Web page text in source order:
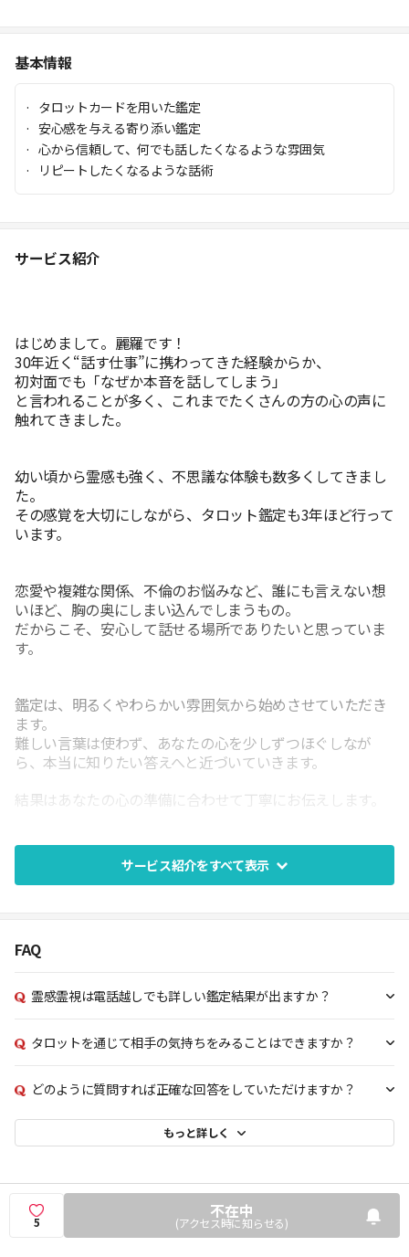
基本情報
タロットカードを用いた鑑定
安心感を与える寄り添い鑑定
心から信頼して、何でも話したくなるような雰囲気
リピートしたくなるような話術
サービス紹介
はじめまして。麗羅です！
30年近く“話す仕事”に携わってきた経験からか、
初対面でも「なぜか本音を話してしまう」
と言われることが多く、これまでたくさんの方の心の声に
触れてきました。
幼い頃から霊感も強く、不思議な体験も数多くしてきまし
た。
その感覚を大切にしながら、タロット鑑定も3年ほど行って
います。
恋愛や複雑な関係、不倫のお悩みなど、誰にも言えない想
いほど、胸の奥にしまい込んでしまうもの。
だからこそ、安心して話せる場所でありたいと思っていま
す。
鑑定は、明るくやわらかい雰囲気から始めさせていただき
ます。
難しい言葉は使わず、あなたの心を少しずつほぐしなが
ら、本当に知りたい答えへと近づいていきます。
結果はあなたの心の準備に合わせて丁寧にお伝えします。
自然と話したくなる空気の中で、一緒に答えを見つけてい
サービス紹介をすべて表示
FAQ
霊感霊視は電話越しでも詳しい鑑定結果が出ますか？
タロットを通じて相手の気持ちをみることはできますか？
どのように質問すれば正確な回答をしていただけますか？
もっと詳しく
5
不在中
(アクセス時に知らせる)